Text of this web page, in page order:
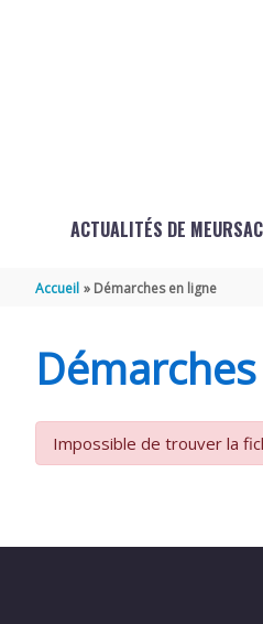
ACTUALITÉS DE MEURSAC
Accueil Démarches en ligne
Impossible de trouver la